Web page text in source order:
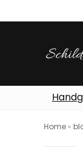
Home »